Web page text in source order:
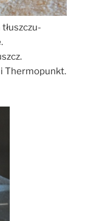
Thermopunkt.